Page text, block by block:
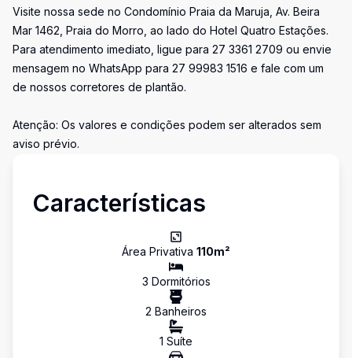
Visite nossa sede no Condomínio Praia da Maruja, Av. Beira
Mar 1462, Praia do Morro, ao lado do Hotel Quatro Estações.
Para atendimento imediato, ligue para 27 3361 2709 ou envie
mensagem no WhatsApp para 27 99983 1516 e fale com um
de nossos corretores de plantão.
Atenção: Os valores e condições podem ser alterados sem
aviso prévio.
Características
Área Privativa 110m²
3 Dormitórios
2 Banheiros
1 Suíte